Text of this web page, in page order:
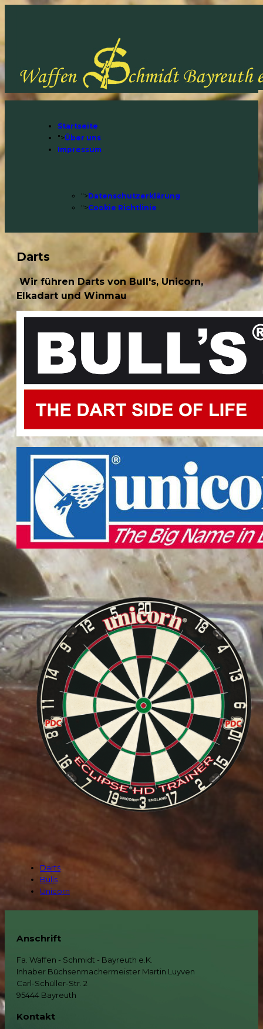
Startseite
">Über uns
Impressum
">Datenschutzerklärung
">Cookie Richtlinie
Darts
Wir führen Darts von Bull's, Unicorn,
Elkadart und Winmau
Darts
Bulls
Unicorn
Anschrift
Fa. Waffen - Schmidt - Bayreuth e.K.
Inhaber Büchsenmachermeister Martin Luyven
Carl-Schüller-Str. 2
95444 Bayreuth
Kontakt